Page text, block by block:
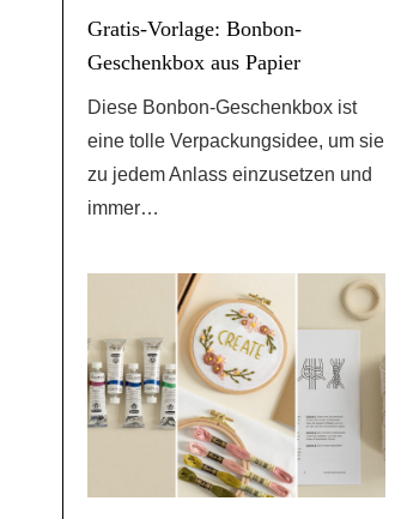
Gratis-Vorlage: Bonbon-
Geschenkbox aus Papier
Diese Bonbon-Geschenkbox ist
eine tolle Verpackungsidee, um sie
zu jedem Anlass einzusetzen und
immer…